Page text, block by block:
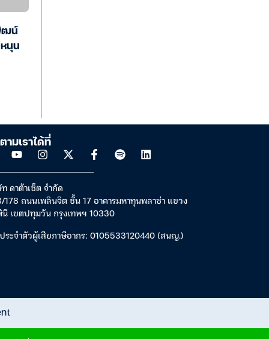
ฒน์
นุน
ามเราได้ที่
ดาต้าเซ็ต จำกัด
178 ถนนเพลินจิต ชั้น 17 อาคารมหาทุนพลาซ่า แขวง
เขตปทุมวัน กรุงเทพฯ 10330
ระจำตัวผู้เสียภาษีอากร: 0105533120440 (สนญ.)